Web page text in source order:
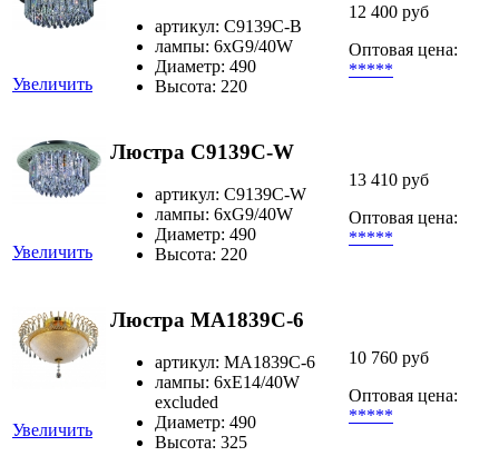
Увеличить
артикул: C9139C-B
лампы: 6хG9/40W
Диаметр: 490
Высота: 220
12 400 руб
Оптовая цена:
*****
Увеличить
Люстра C9139C-W
артикул: C9139C-W
лампы: 6хG9/40W
Диаметр: 490
Высота: 220
13 410 руб
Оптовая цена:
*****
Увеличить
Люстра MA1839C-6
артикул: MA1839C-6
лампы: 6xE14/40W
excluded
Диаметр: 490
Высота: 325
10 760 руб
Оптовая цена:
*****